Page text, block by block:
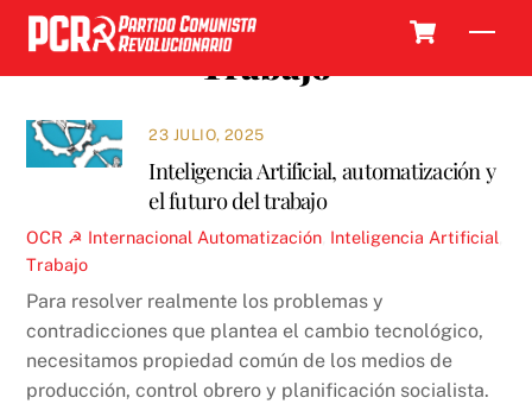
Skip
content
Trabajo
23 JULIO, 2025
Inteligencia Artificial, automatización y
el futuro del trabajo
OCR ☭ Internacional Automatización Inteligencia Artificial
Trabajo
Para resolver realmente los problemas y
contradicciones que plantea el cambio tecnológico,
necesitamos propiedad común de los medios de
producción, control obrero y planificación socialista.